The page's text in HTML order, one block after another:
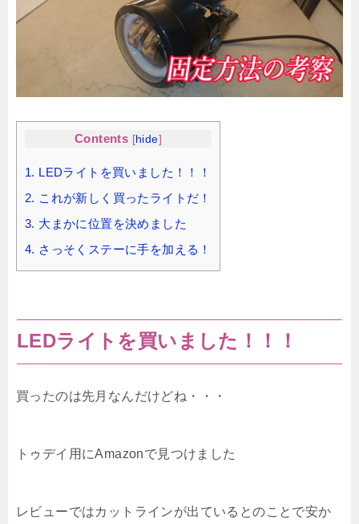
Contents [hide]
1. LEDライトを買いました！！！
2. これが新しく買ったライトだ！
3. 大まかに位置を決めました
4. さっそくステーに手を加える！
LEDライトを買いました！！！
買ったのは先月なんだけどね・・・
トゥデイ用にAmazonで見つけました
レビューではカットラインが出ているとのことで安か